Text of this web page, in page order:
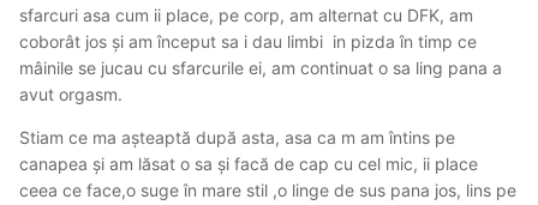
sfarcuri asa cum ii place, pe corp, am alternat cu DFK, am
coborât jos și am început sa i dau limbi in pizda în timp ce
mâinile se jucau cu sfarcurile ei, am continuat o sa ling pana a
avut orgasm.
Stiam ce ma așteaptă după asta, asa ca m am întins pe
canapea și am lăsat o sa și facă de cap cu cel mic, ii place
ceea ce face,o suge în mare stil ,o linge de sus pana jos, lins pe